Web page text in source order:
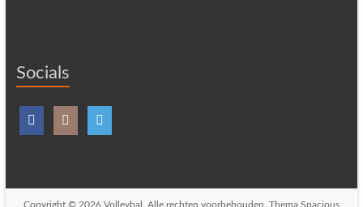
Socials
Copyright © 2026 Volleybal . Alle rechten voorbehouden. Thema Spacious